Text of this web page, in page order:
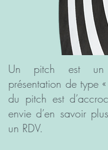
Un pitch est un
présentation de type «
du pitch est
envie d’en savoir
un RDV.